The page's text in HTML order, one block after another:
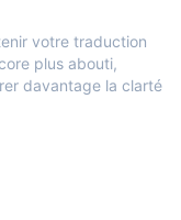
votre traduction
plus abouti,
davantage la clarté